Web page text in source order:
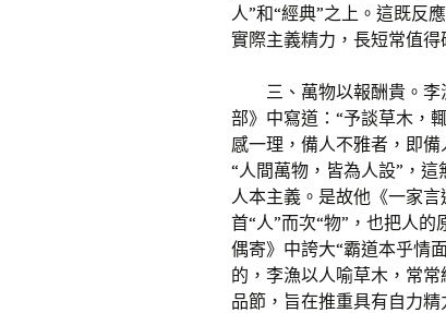
人”和“經典”之上。這既反
實際主義精力，長短常值得
三、萬物以報酬貴。
部》中寫道：“予談草木，
感一理，備人不雅者，即
“人間萬物，皆為人設”，
人本主義。是故他《一家
首“人”而次“物”，也把人
偶寄》中誇大“霸道本乎情
的，李漁以人喻草木，常
品節，旨在推重具有自力